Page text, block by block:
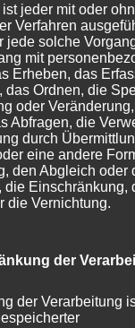
kastriert, getigert
die bei
sehr schüchtern
man ihr jedoch
und kommt
Kopf und weiß
jeder mit oder
Verfahren
jede solche
mit
Erheben, das
das Ordnen, die
oder
Abfragen, die
durch
eine andere
den Abgleich oder
die Einschränkung,
die Vernichtung.
der
der Verarbeitung